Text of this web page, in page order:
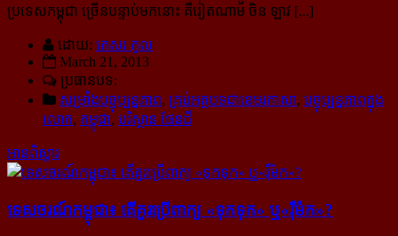
ប្រទេសកម្ពុជា ច្រើនបន្ទាប់មកនោះ គឺរៀតណាម ចិន ឡាវ [...]
ដោយ: កេសរ កូល
March 21, 2013
ប្រធានបទ:
សម្រាំងបច្ចុប្បន្នភាព, គ្រប់អត្ថបទជាខេមរភាសា, បច្ចុប្បន្នភាពក្នុង
លោក, កម្ពុជា, បរិស្ថាន ផែនដី
អានពិស្ដារ
ទេសចរណ៍កម្ពុជា៖ តើគួរ​ប្រើ​ពាក្យ «ទុកទុក» ឬ«រ៉ឺម៉ក»?